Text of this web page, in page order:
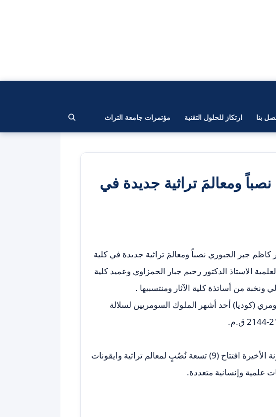
بنا ارتكاز للحلول التقنية مؤتمرات جامعة التراث
ومعالمَ تراثية جديدة في
كاظم جبر الجبوري نصباً ومعالمَ تراثية جديدة في كلية
الاستاذ الدكتور رحيم جبار الحمزاوي وعميد كلية
ونخبة من أساتذة كلية الآثار ومنتسبيها .
(كوديا) أحد أشهر الملوك السومريين لسلالة
تجدر الاشارة الى أن جامعة القادسية شهدت بالآونة الأخيرة افتتاح (9) تسعة نُصُبٍ لمعالم تراثية وايقونات
علمية وإنسانية متعددة.